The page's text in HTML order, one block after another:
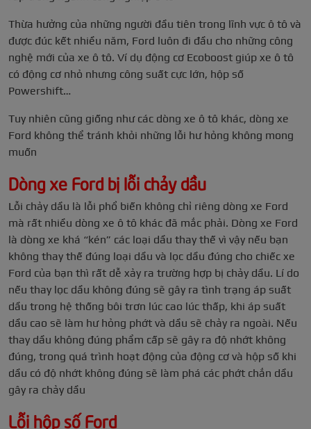
Thừa hưởng của những người đầu tiên trong lĩnh vực ô tô và
được đúc kết nhiều năm, Ford luôn đi đầu cho những công
nghệ mới của xe ô tô. Ví dụ động cơ Ecoboost giúp xe ô tô
có động cơ nhỏ nhưng công suất cực lớn, hộp số
Powershift…
Tuy nhiên cũng giống như các dòng xe ô tô khác, dòng xe
Ford không thể tránh khỏi những lỗi hư hỏng không mong
muốn
Dòng xe Ford bị lỗi chảy dầu
Lỗi chảy dầu là lỗi phổ biến không chỉ riêng dòng xe Ford
mà rất nhiều dòng xe ô tô khác đã mắc phải. Dòng xe Ford
là dòng xe khá “kén” các loại dầu thay thế vì vậy nếu bạn
không thay thế đúng loại dầu và lọc dầu đúng cho chiếc xe
Ford của bạn thì rất dễ xảy ra trường hợp bị chảy dầu. Lí do
nếu thay lọc dầu không đúng sẽ gây ra tình trạng áp suất
dầu trong hệ thống bôi trơn lúc cao lúc thấp, khi áp suất
dầu cao sẽ làm hư hỏng phớt và dầu sẽ chảy ra ngoài. Nếu
thay dầu không đúng phẩm cấp sẽ gây ra độ nhớt không
đúng, trong quá trình hoạt động của động cơ và hộp số khi
dầu có độ nhớt không đúng sẽ làm phá các phớt chắn dầu
gây ra chảy dầu
Lỗi hộp số Ford